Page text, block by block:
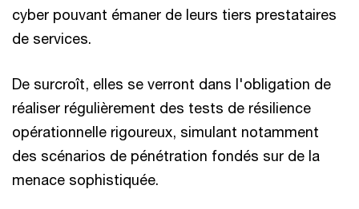
cyber pouvant émaner de leurs tiers prestataires
de services.
De surcroît, elles se verront dans l'obligation de
réaliser régulièrement des tests de résilience
opérationnelle rigoureux, simulant notamment
des scénarios de pénétration fondés sur de la
menace sophistiquée.